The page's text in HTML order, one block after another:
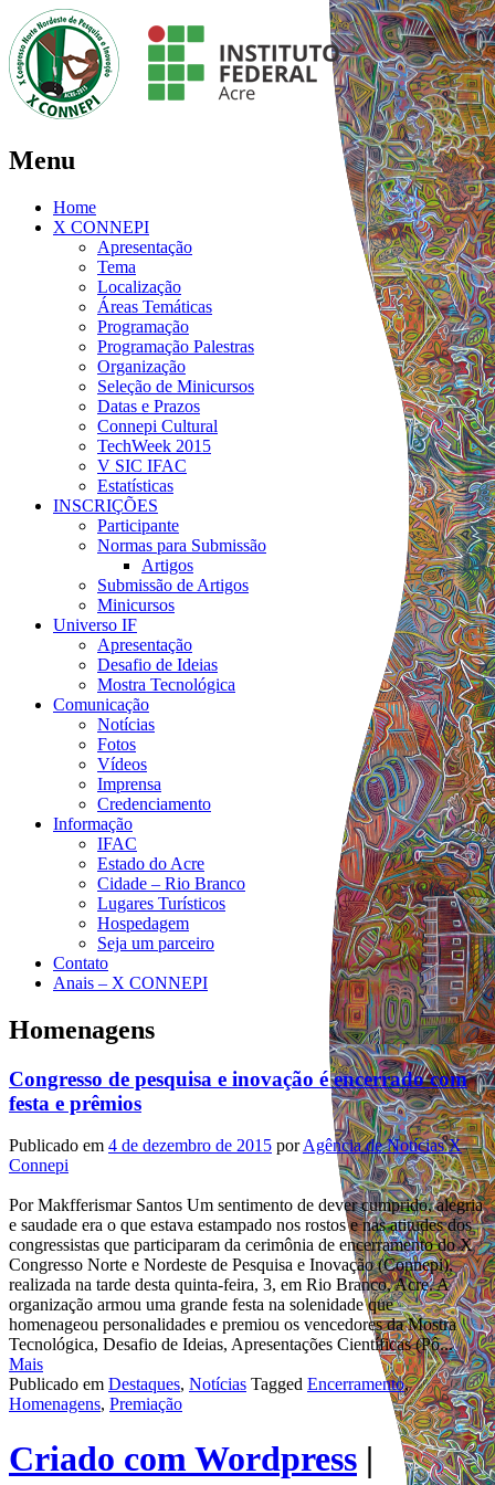
Menu
Home
X CONNEPI
Apresentação
Tema
Localização
Áreas Temáticas
Programação
Programação Palestras
Organização
Seleção de Minicursos
Datas e Prazos
Connepi Cultural
TechWeek 2015
V SIC IFAC
Estatísticas
INSCRIÇÕES
Participante
Normas para Submissão
Artigos
Submissão de Artigos
Minicursos
Universo IF
Apresentação
Desafio de Ideias
Mostra Tecnológica
Comunicação
Notícias
Fotos
Vídeos
Imprensa
Credenciamento
Informação
IFAC
Estado do Acre
Cidade – Rio Branco
Lugares Turísticos
Hospedagem
Seja um parceiro
Contato
Anais – X CONNEPI
Homenagens
Congresso de pesquisa e inovação é encerrado com
festa e prêmios
Publicado em 4 de dezembro de 2015 porAgência de Notícias X
Connepi
Por Makfferismar Santos Um sentimento de dever cumprido, alegria
e saudade era o que estava estampado nos rostos e nas atitudes dos
congressistas que participaram da cerimônia de encerramento do X
Congresso Norte e Nordeste de Pesquisa e Inovação (Connepi),
realizada na tarde desta quinta-feira, 3, em Rio Branco, Acre. A
organização armou uma grande festa na solenidade que
homenageou personalidades e premiou os vencedores da Mostra
Tecnológica, Desafio de Ideias, Apresentações Científicas (Pô...
Mais
Publicado em Destaques, Notícias Tagged Encerramento,
Homenagens, Premiação
Criado com Wordpress |